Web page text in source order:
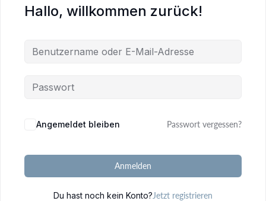
Hallo, willkommen zurück!
Alternative:
Angemeldet bleiben Passwort vergessen?
Anmelden
Du hast noch kein Konto?Jetzt registrieren